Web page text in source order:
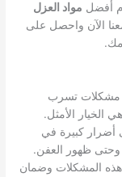
أفضل مواد العزل
الآن واحصل على
مشكلات تسرب
هي الخيار الأمثل.
أضرار كبيرة في
وحتى ظهور العفن.
المشكلات وضمان